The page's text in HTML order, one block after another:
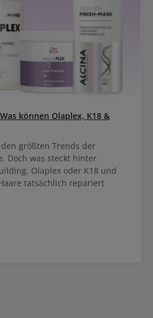
zu verteilen Einwirkzeit: 10
Lieferumfang enthalten, sondern muss
bestellt werden.
können Olaplex, K18 &
größten Trends der
Doch was steckt hinter
Olaplex oder K18 und
tatsächlich repariert